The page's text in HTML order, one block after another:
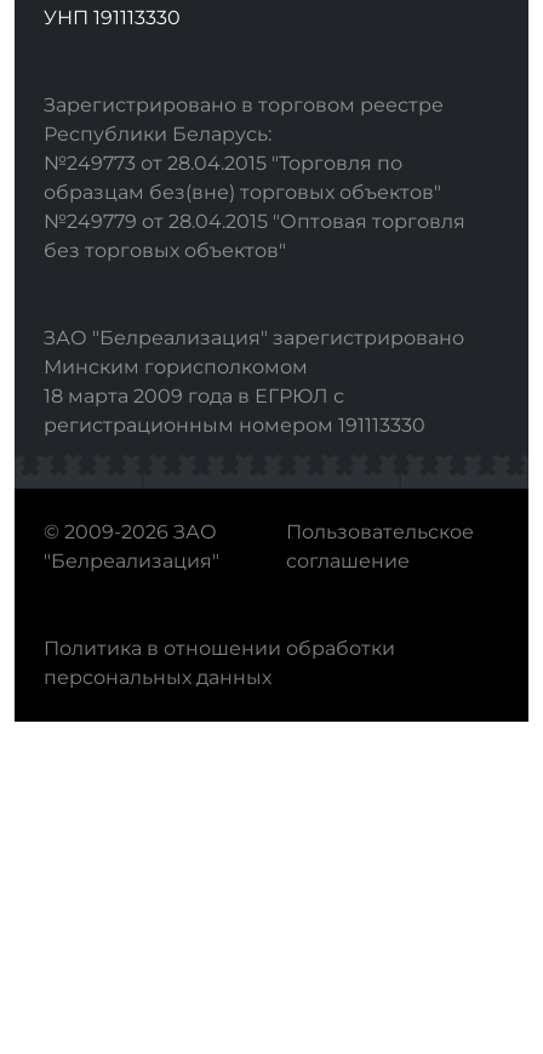
УНП 191113330
Зарегистрировано в торговом реестре
Республики Беларусь:
№249773 от 28.04.2015 "Торговля по
образцам без(вне) торговых объектов"
№249779 от 28.04.2015 "Оптовая торговля
без торговых объектов"
ЗАО "Белреализация" зарегистрировано
Минским горисполкомом
18 марта 2009 года в ЕГРЮЛ с
регистрационным номером 191113330
© 2009-2026 ЗАО
"Белреализация"
Пользовательское
соглашение
Политика в отношении обработки
персональных данных